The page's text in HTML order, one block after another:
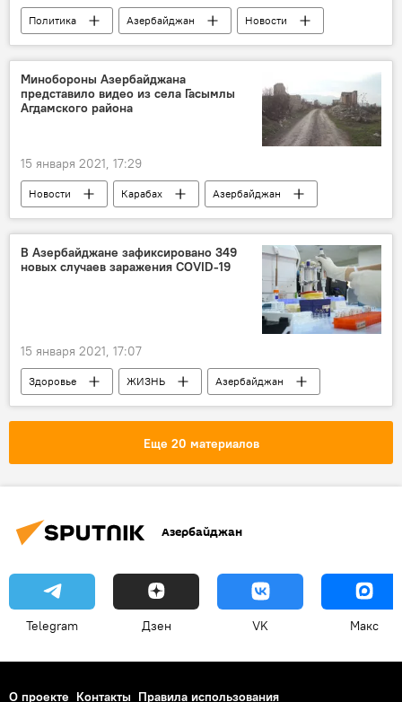
Политика Азербайджан
Новости
Джейхун Байрамов
Сергей Лавров
МИД АР
МИД РФ
Минобороны Азербайджана
представило видео из села Гасымлы
Агдамского района
15 января 2021, 17:29
Новости Карабах
Азербайджан
Агдамский район
Минобороны Азербайджана
В Азербайджане зафиксировано 349
новых случаев заражения COVID-19
15 января 2021, 17:07
Здоровье ЖИЗНЬ
Азербайджан
Новости
Коронавирус
Еще 20 материалов
Азербайджан
Telegram Дзен VK Макс
О проекте Контакты Правила использования